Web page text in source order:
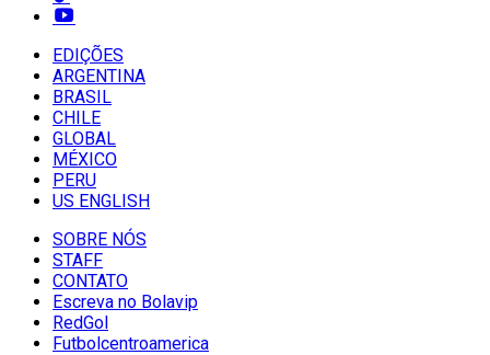
EDIÇÕES
ARGENTINA
BRASIL
CHILE
GLOBAL
MÉXICO
PERU
US ENGLISH
SOBRE NÓS
STAFF
CONTATO
Escreva no Bolavip
RedGol
Futbolcentroamerica